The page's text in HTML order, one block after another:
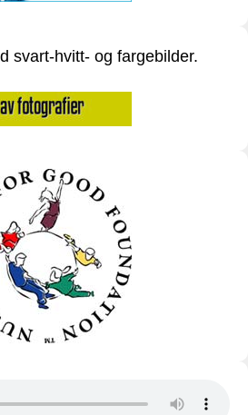
svart-hvitt- og fargebilder.